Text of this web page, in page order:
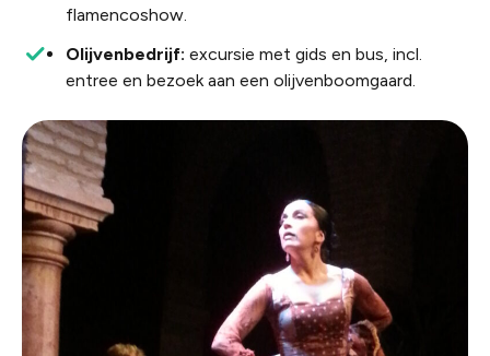
flamencoshow.
Olijvenbedrijf: excursie met gids en bus, incl.
entree en bezoek aan een olijvenboomgaard.